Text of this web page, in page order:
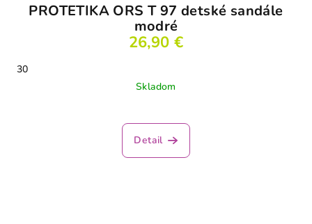
PROTETIKA ORS T 97 detské sandále
modré
26,90 €
30
Skladom
Detail